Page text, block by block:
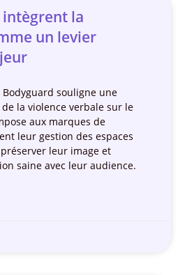
intègrent la
un levier
Bodyguard souligne une
la violence verbale sur le
aux marques de
leur gestion des espaces
leur image et
saine avec leur audience.